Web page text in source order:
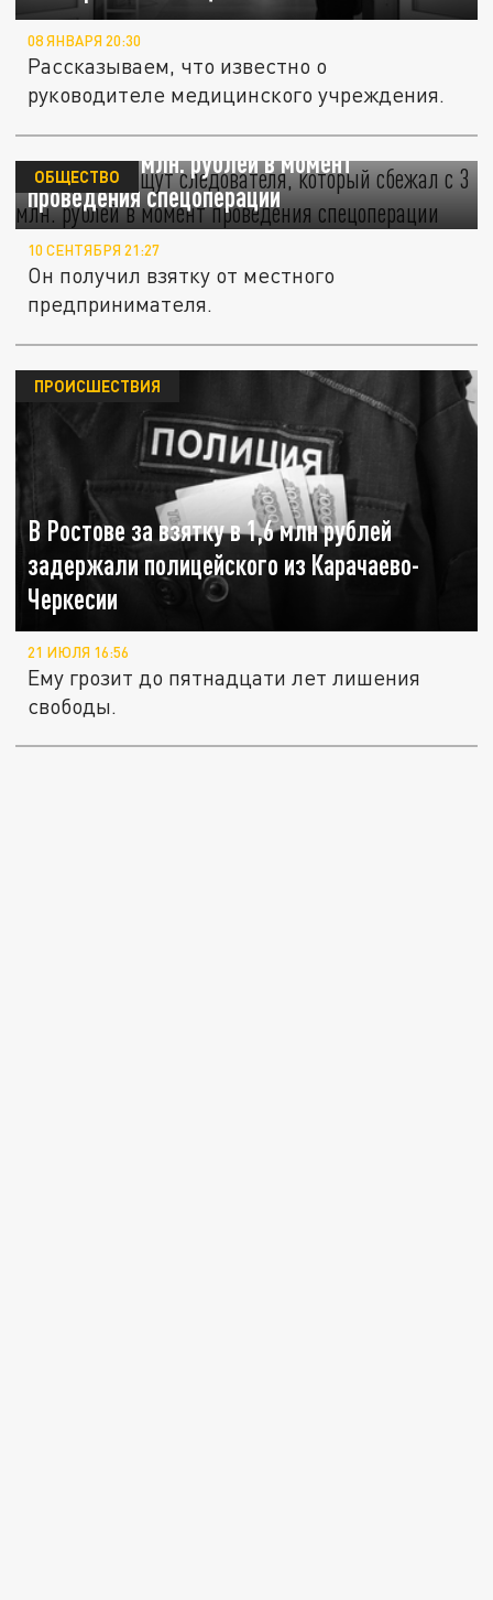
08 ЯНВАРЯ 20:30
Рассказываем, что известно о
руководителе медицинского учреждения.
На Кубани ищут следователя, который
сбежал с 3 млн. рублей в момент
проведения спецоперации
ОБЩЕСТВО
10 СЕНТЯБРЯ 21:27
Он получил взятку от местного
предпринимателя.
В Ростове за взятку в 1,6 млн рублей
задержали полицейского из Карачаево-
Черкесии
ПРОИСШЕСТВИЯ
21 ИЮЛЯ 16:56
Ему грозит до пятнадцати лет лишения
свободы.